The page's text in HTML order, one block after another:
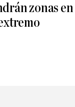
zonas en